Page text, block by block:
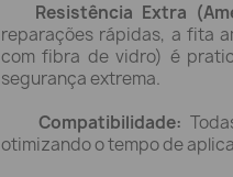
Resistência Extra
reparações rápidas, a fita
com fibra de vidro) é
segurança extrema.
Compatibilidade:
otimizando o tempo de